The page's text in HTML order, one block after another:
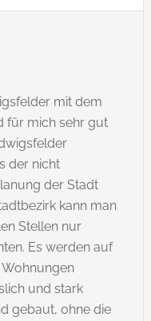
mit dem
für mich sehr gut
der nicht
der Stadt
kann man
Stellen nur
Es werden auf
und stark
gebaut, ohne die